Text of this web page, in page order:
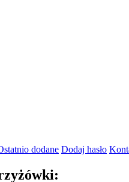
dodane Dodaj hasło